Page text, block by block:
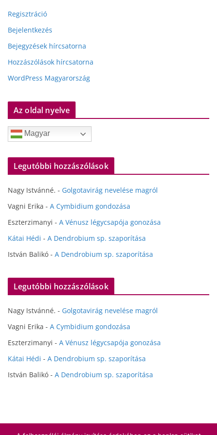
Regisztráció
Bejelentkezés
Bejegyzések hírcsatorna
Hozzászólások hírcsatorna
WordPress Magyarország
Az oldal nyelve
Magyar
Legutóbbi hozzászólások
Nagy Istvánné. - Golgotavirág nevelése magról
Vagni Erika - A Cymbidium gondozása
Eszterzimanyi - A Vénusz légycsapója gonozása
Kátai Hédi - A Dendrobium sp. szaporítása
István Balikó - A Dendrobium sp. szaporítása
Legutóbbi hozzászólások
Nagy Istvánné. - Golgotavirág nevelése magról
Vagni Erika - A Cymbidium gondozása
Eszterzimanyi - A Vénusz légycsapója gonozása
Kátai Hédi - A Dendrobium sp. szaporítása
István Balikó - A Dendrobium sp. szaporítása